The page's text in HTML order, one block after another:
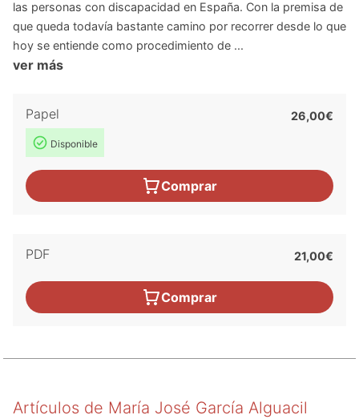
las personas con discapacidad en España. Con la premisa de
que queda todavía bastante camino por recorrer desde lo que
hoy se entiende como procedimiento de ...
ver más
Papel
Disponible
26,00€
Comprar
PDF 21,00€
Comprar
Artículos de María José García Alguacil